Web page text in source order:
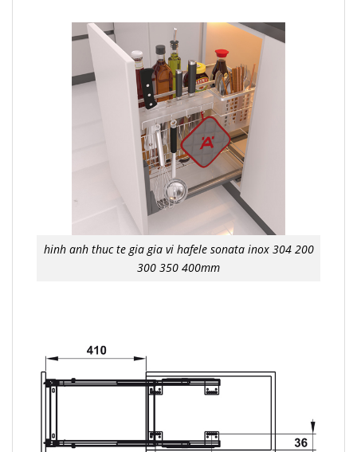
hinh anh thuc te gia gia vi hafele sonata inox 304 200
300 350 400mm